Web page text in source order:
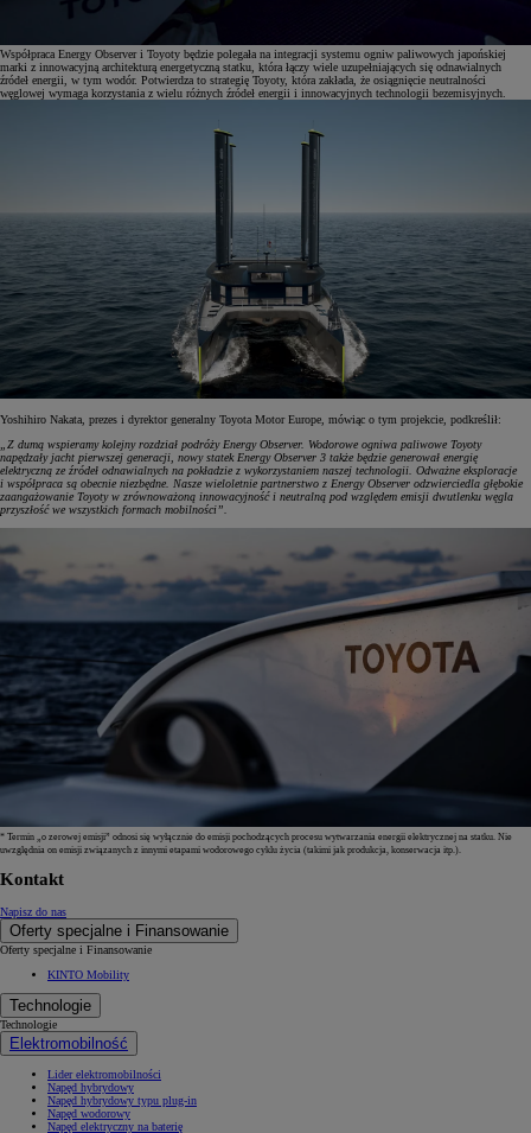
Współpraca Energy Observer i Toyoty będzie polegała na integracji systemu ogniw paliwowych japońskiej
marki z innowacyjną architekturą energetyczną statku, która łączy wiele uzupełniających się odnawialnych
źródeł energii, w tym wodór. Potwierdza to strategię Toyoty, która zakłada, że osiągnięcie neutralności
węglowej wymaga korzystania z wielu różnych źródeł energii i innowacyjnych technologii bezemisyjnych.
Yoshihiro Nakata, prezes i dyrektor generalny Toyota Motor Europe, mówiąc o tym projekcie, podkreślił:
„Z dumą wspieramy kolejny rozdział podróży Energy Observer. Wodorowe ogniwa paliwowe Toyoty
napędzały jacht pierwszej generacji, nowy statek Energy Observer 3 także będzie generował energię
elektryczną ze źródeł odnawialnych na pokładzie z wykorzystaniem naszej technologii. Odważne eksploracje
i współpraca są obecnie niezbędne. Nasze wieloletnie partnerstwo z Energy Observer odzwierciedla głębokie
zaangażowanie Toyoty w zrównoważoną innowacyjność i neutralną pod względem emisji dwutlenku węgla
przyszłość we wszystkich formach mobilności”.
* Termin „o zerowej emisji” odnosi się wyłącznie do emisji pochodzących procesu wytwarzania energii elektrycznej na statku. Nie
uwzględnia on emisji związanych z innymi etapami wodorowego cyklu życia (takimi jak produkcja, konserwacja itp.).
Kontakt
Napisz do nas
Oferty specjalne i Finansowanie
Oferty specjalne i Finansowanie
KINTO Mobility
Technologie
Technologie
Elektromobilność
Lider elektromobilności
Napęd hybrydowy
Napęd hybrydowy typu plug-in
Napęd wodorowy
Napęd elektryczny na baterię